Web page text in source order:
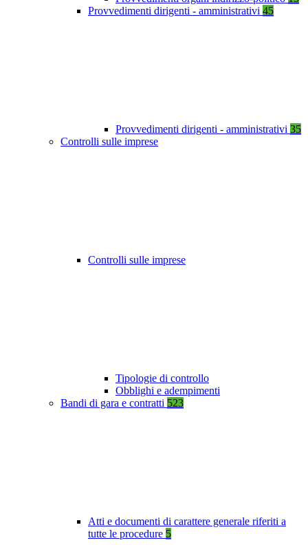
Provvedimenti dirigenti - amministrativi 45
Provvedimenti dirigenti - amministrativi 35
Controlli sulle imprese
Controlli sulle imprese
Tipologie di controllo
Obblighi e adempimenti
Bandi di gara e contratti 523
Atti e documenti di carattere generale riferiti a
tutte le procedure 5